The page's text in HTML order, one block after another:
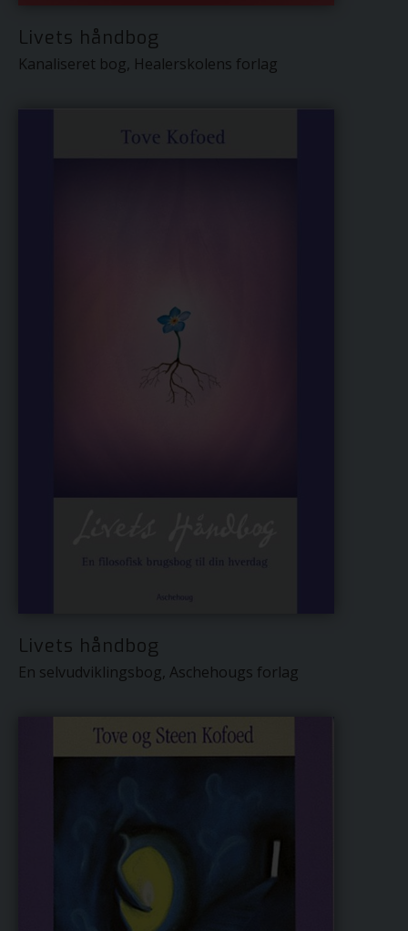
Livets håndbog
Kanaliseret bog, Healerskolens forlag
Livets håndbog
En selvudviklingsbog, Aschehougs forlag